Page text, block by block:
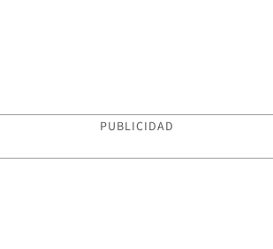
PUBLICIDAD